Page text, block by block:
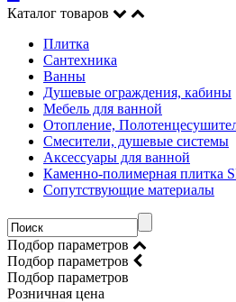
Каталог товаров
Плитка
Сантехника
Ванны
Душевые ограждения, кабины
Мебель для ванной
Отопление,
Смесители, душевые системы
Аксессуары для ванной
Каменно-полимерная плитка
Сопутствующие материалы
Подбор параметров
Подбор параметров
Подбор параметров
Розничная цена